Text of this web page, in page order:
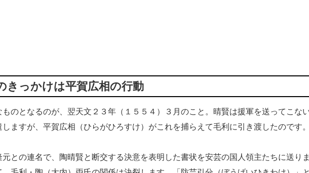
きっかけは平賀広相の行動
のとなるのが、翌天文２３年（１５５４）３月のこと。晴賢は援軍を送ってこな
ますが、平賀広相（ひらがひろすけ）がこれを捕らえて毛利に引き渡したのです。
との連名で、陶晴賢と断交する決意を表明した書状を安芸の国人領主たちに送りま